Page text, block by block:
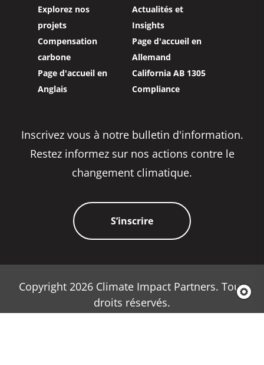
Explorez nos
projets
Actualités et
Insights
Compensation
carbone
Page d'accueil en
Allemand
Page d'accueil en
Anglais
California AB 1305
Compliance
Inscrivez vous à notre bulletin d'information.
Restez informez sur nos actions contre le
changement climatique.
S’inscrire
Copyright 2026 Climate Impact Partners. Tous
droits réservés.